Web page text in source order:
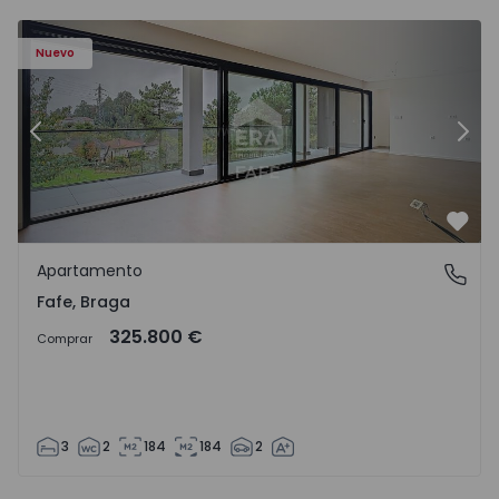
Nuevo
Anterior
Fafe, Braga
Apartamento
Fafe, Braga
Comprar 325.800 €
3 2 184 184 2